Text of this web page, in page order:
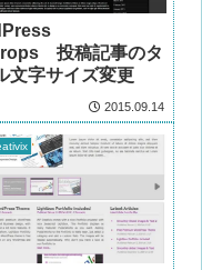
投稿記事のタ
文字サイズ変更
2015.09.14